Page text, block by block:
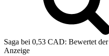
Saga bei 0,53 CAD: Bewertet
Anzeige